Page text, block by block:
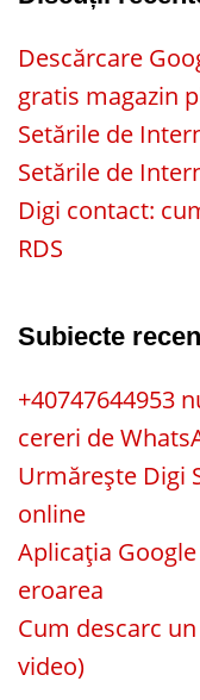
Descărcare
gratis magazin
Setările de
Setările de
Digi contact:
RDS
Subiecte
+40747644953
cereri de
Urmărește Digi
online
Aplicația
eroarea
Cum descarc
video)